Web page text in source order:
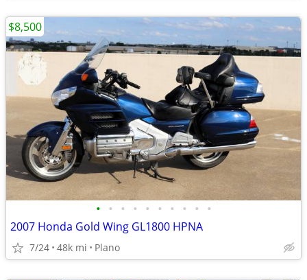
• • • • • • • • • •
2007 Honda Gold Wing GL1800 HPNA
7/24 48k mi Plano
$8,500